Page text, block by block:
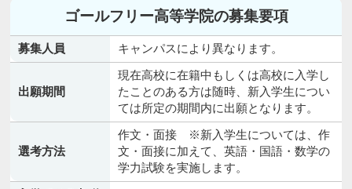
ゴールフリー高等学院の募集要項
募集人員 キャンパスにより異なります。
出願期間
現在高校に在籍中もしくは高校に入学し
たことのある方は随時、新入学生につい
ては所定の期間内に出願となります。
選考方法
作文・面接 ※新入学生については、作
文・面接に加えて、英語・国語・数学の
学力試験を実施します。